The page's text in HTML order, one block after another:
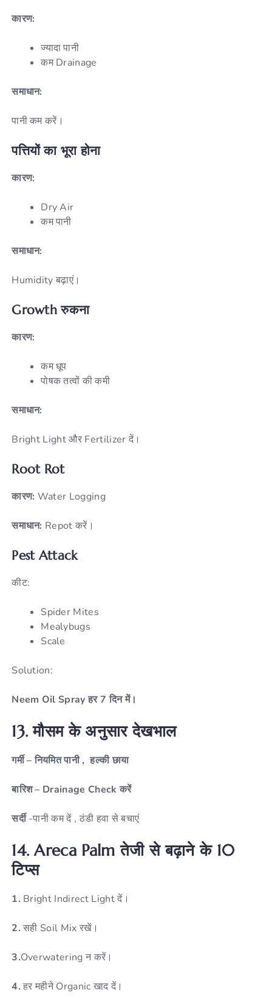
कारण:
ज्यादा पानी
कम Drainage
समाधान:
पानी कम करें।
पत्तियोंकाभूराहोना
कारण:
Dry Air
कम पानी
समाधान:
Humidity बढ़ाएं।
Growthरुकना
कारण:
कम धूप
पोषक तत्वों की कमी
समाधान:
Bright Light और Fertilizer दें।
Root Rot
कारण: Water Logging
समाधान: Repot करें।
Pest Attack
कीट:
Spider Mites
Mealybugs
Scale
Solution:
Neem Oil Spray हर 7 दिन में।
13.मौसमके अनुसारदेखभाल
गर्मी – नियमित पानी , हल्की छाया
बारिश– Drainage Checkकरें
सर्दी-पानी कम दें , ठंडी हवा से बचाएं
14. Areca Palmतेजीसेबढ़ानेके 10
टिप्स
1. Bright Indirect Light दें।
2.सही Soil Mix रखें।
3.Overwatering न करें।
4.हर महीने Organic खाद दें।